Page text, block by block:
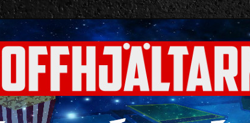
nördigheter